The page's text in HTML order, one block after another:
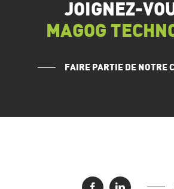
JOIGNEZ-
MAGOG
FAIRE PARTIE DE NOTRE